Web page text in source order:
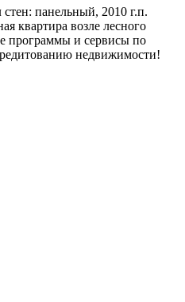
панельный, 2010 г.п.
квартира возле лесного
программы и сервисы по
недвижимости!